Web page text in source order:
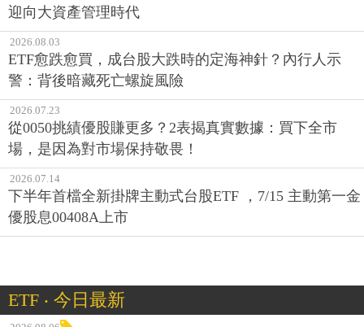
迎向大資產管理時代
2026.08.03
ETF愈跌愈買，成台股大跌時的定海神針？內行人示
警：背後暗藏死亡螺旋風險
2026.07.23
從0050挑績優股賺更多？2表揭真實數據：買下全市
場，是因為對市場保持敬畏！
2026.07.14
下半年首檔全新掛牌主動式台股ETF ，7/15 主動第一金
優股息00408A上市
ETF ‧ 今日最新